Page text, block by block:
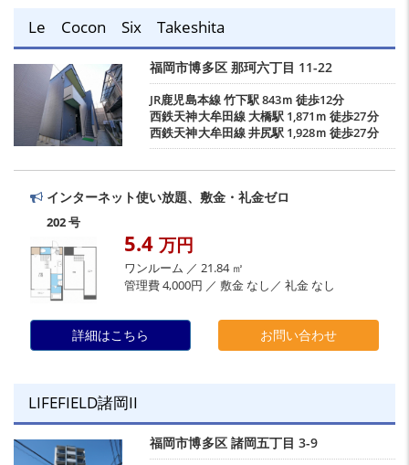
Le Cocon Six Takeshita
福岡市博多区 那珂六丁目 11-22
JR鹿児島本線竹下駅843ｍ 徒歩12分
西鉄天神大牟田線大橋駅1,871ｍ 徒歩27分
西鉄天神大牟田線井尻駅1,928ｍ 徒歩27分
インターネット使い放題、敷金・礼金ゼロ
202 号
5.4 万円
ワンルーム ／ 21.84 ㎡
管理費 4,000円 ／ 敷金 なし／ 礼金 なし
詳細はこちら お問い合わせ
LIFEFIELD諸岡II
福岡市博多区 諸岡五丁目 3-9